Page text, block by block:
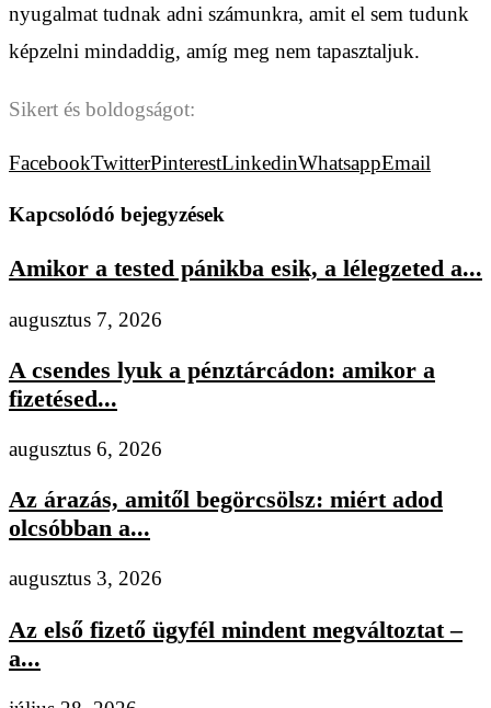
nyugalmat tudnak adni számunkra, amit el sem tudunk
képzelni mindaddig, amíg meg nem tapasztaljuk.
Sikert és boldogságot:
FacebookTwitterPinterestLinkedinWhatsappEmail
Kapcsolódó bejegyzések
Amikor a tested pánikba esik, a lélegzeted a...
augusztus 7, 2026
A csendes lyuk a pénztárcádon: amikor a
fizetésed...
augusztus 6, 2026
Az árazás, amitől begörcsölsz: miért adod
olcsóbban a...
augusztus 3, 2026
Az első fizető ügyfél mindent megváltoztat –
a...